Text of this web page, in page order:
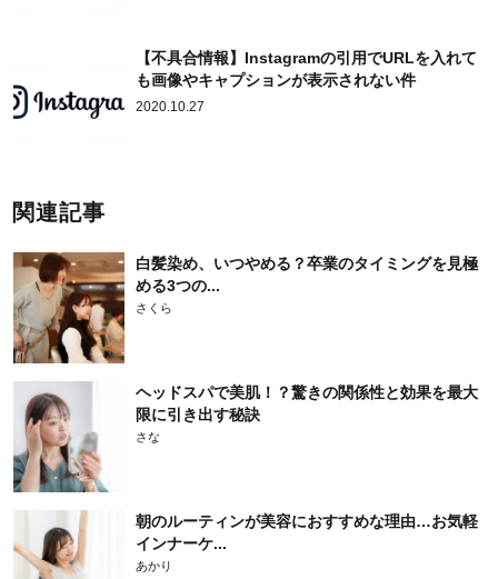
【不具合情報】Instagramの引用でURLを入れて
も画像やキャプションが表示されない件
2020.10.27
関連記事
白髪染め、いつやめる？卒業のタイミングを見極
める3つの...
さくら
ヘッドスパで美肌！？驚きの関係性と効果を最大
限に引き出す秘訣
さな
朝のルーティンが美容におすすめな理由…お気軽
インナーケ...
あかり